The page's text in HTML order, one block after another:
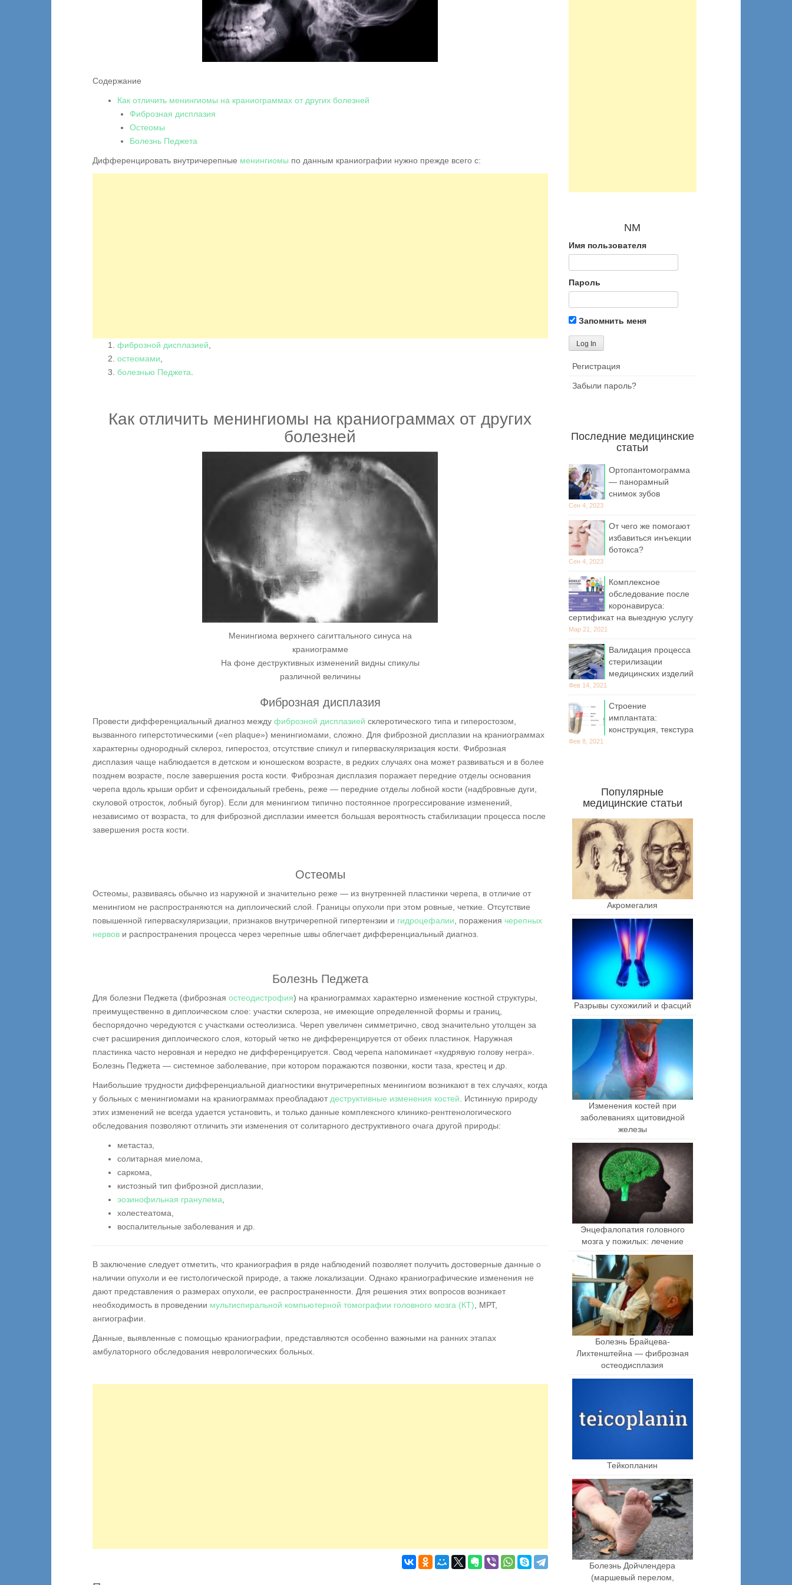
Содержание
Как отличить менингиомы на краниограммах от других болезней
Фиброзная дисплазия
Остеомы
Болезнь Педжета
Дифференцировать внутричерепные менингиомы по данным краниографии нужно прежде всего с:
фиброзной дисплазией
остеомами
болезнью Педжета
Как отличить менингиомы на краниограммах от других
болезней
Менингиома верхнего сагиттального синуса на
краниограмме
На фоне деструктивных изменений видны спикулы
различной величины
Фиброзная дисплазия
Провести дифференциальный диагноз между фиброзной дисплазией склеротического типа и гиперостозом,
вызванного гиперстотическими («en plaque») менингиомами, сложно. Для фиброзной дисплазии на краниограммах
характерны однородный склероз, гиперостоз, отсутствие спикул и гиперваскуляризация кости. Фиброзная
дисплазия чаще наблюдается в детском и юношеском возрасте, в редких случаях она может развиваться и в более
позднем возрасте, после завершения роста кости. Фиброзная дисплазия поражает передние отделы основания
черепа вдоль крыши орбит и сфеноидальный гребень, реже — передние отделы лобной кости (надбровные дуги,
скуловой отросток, лобный бугор). Если для менингиом типично постоянное прогрессирование изменений,
независимо от возраста, то для фиброзной дисплазии имеется большая вероятность стабилизации процесса после
завершения роста кости.
Остеомы
Остеомы, развиваясь обычно из наружной и значительно реже — из внутренней пластинки черепа, в отличие от
менингиом не распространяются на диплоический слой. Границы опухоли при этом ровные, четкие. Отсутствие
повышенной гиперваскуляризации, признаков внутричерепной гипертензии и гидроцефалии, поражения черепных
нервов и распространения процесса через черепные швы облегчает дифференциальный диагноз.
Болезнь Педжета
Для болезни Педжета (фиброзная остеодистрофия) на краниограммах характерно изменение костной структуры,
преимущественно в диплоическом слое: участки склероза, не имеющие определенной формы и границ,
беспорядочно чередуются с участками остеолизиса. Череп увеличен симметрично, свод значительно утолщен за
счет расширения диплоического слоя, который четко не дифференцируется от обеих пластинок. Наружная
пластинка часто неровная и нередко не дифференцируется. Свод черепа напоминает «кудрявую голову негра».
Болезнь Педжета — системное заболевание, при котором поражаются позвонки, кости таза, крестец и др.
Наибольшие трудности дифференциальной диагностики внутричерепных менингиом возникают в тех случаях, когда
у больных с менингиомами на краниограммах преобладаютдеструктивные изменения костей. Истинную природу
этих изменений не всегда удается установить, и только данные комплексного клинико-рентгенологического
обследования позволяют отличить эти изменения от солитарного деструктивного очага другой природы:
метастаз,
солитарная миелома,
саркома,
кистозный тип фиброзной дисплазии,
эозинофильная гранулема,
холестеатома,
воспалительные заболевания и др.
В заключение следует отметить, что краниография в ряде наблюдений позволяет получить достоверные данные о
наличии опухоли и ее гистологической природе, а также локализации. Однако краниографические изменения не
дают представления о размерах опухоли, ее распространенности. Для решения этих вопросов возникает
необходимость в проведении мультиспиральной компьютерной томографии головного мозга (КТ), МРТ,
ангиографии.
Данные, выявленные с помощью краниографии, представляются особенно важными на ранних этапах
амбулаторного обследования неврологических больных.
NM
Имя пользователя
Пароль
Запомнить меня
Регистрация
Забыли пароль?
Последние медицинские
статьи
Ортопантомограмма
— панорамный
снимок зубов
Сен 4, 2023
От чего же помогают
избавиться инъекции
ботокса?
Сен 4, 2023
Комплексное
обследование после
коронавируса:
сертификат на выездную услугу
Мар 21, 2021
Валидация процесса
стерилизации
медицинских изделий
Фев 14, 2021
Строение
имплантата:
конструкция, текстура
Фев 8, 2021
Популярные
медицинские статьи
Акромегалия
Разрывы сухожилий и фасций
Изменения костей при
заболеваниях щитовидной
железы
Энцефалопатия головного
мозга у пожилых: лечение
Болезнь Брайцева-
Лихтенштейна — фиброзная
остеодисплазия
Тейкопланин
Болезнь Дойчлендера
(маршевый перелом,